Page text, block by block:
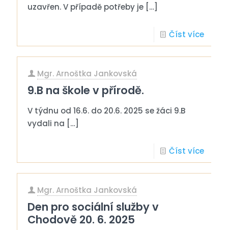
uzavřen. V případě potřeby je […]
Číst více
Mgr. Arnoštka Jankovská
9.B na škole v přírodě.
V týdnu od 16.6. do 20.6. 2025 se žáci 9.B
vydali na […]
Číst více
Mgr. Arnoštka Jankovská
Den pro sociální služby v
Chodově 20. 6. 2025